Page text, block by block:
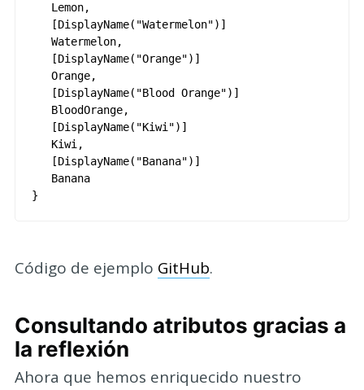
Lemon,
[DisplayName( "Watermelon") ]
Watermelon,
[DisplayName( "Orange") ]
Orange,
[DisplayName( "Blood Orange") ]
BloodOrange,
[DisplayName( "Kiwi") ]
Kiwi ,
[DisplayName( "Banana") ]
Banana
}
Código de ejemplo GitHub.
Consultando atributos gracias a
la reflexión
Ahora que hemos enriquecido nuestro